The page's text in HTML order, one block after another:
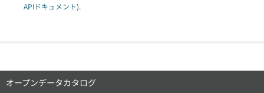
APIドキュメント).
オープンデータカタログ